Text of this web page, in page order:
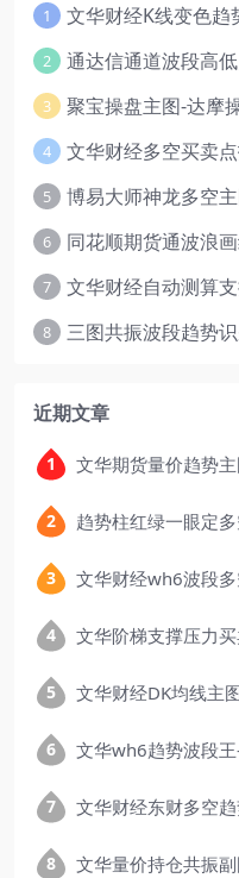
1
2 通达信通道波段高
3 聚宝操盘主图-达摩
4 文华财经多空买卖
5 博易大师神龙多空
6 同花顺期货通波浪
7
8
近期文章
文华阶梯支撑压力
文华wh6趋势波段
文华财经东财多空
文华量价持仓共振